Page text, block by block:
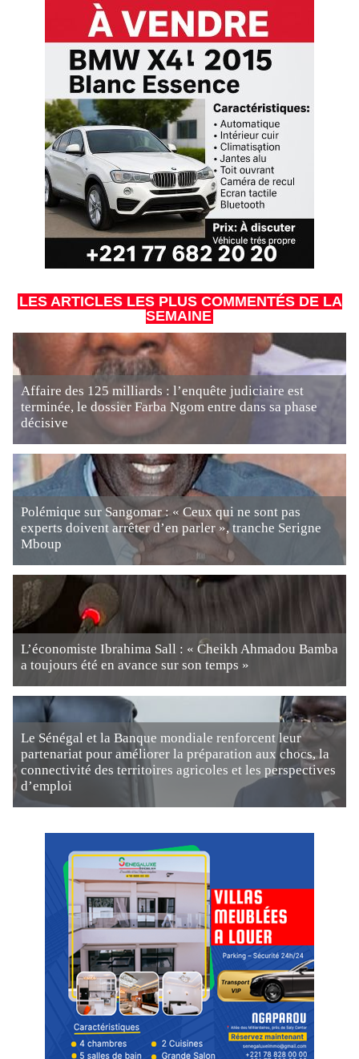
LES ARTICLES LES PLUS COMMENTÉS DE LA
SEMAINE
Affaire des 125 milliards : l’enquête judiciaire est
terminée, le dossier Farba Ngom entre dans sa phase
décisive
Polémique sur Sangomar : « Ceux qui ne sont pas
experts doivent arrêter d’en parler », tranche Serigne
Mboup
L’économiste Ibrahima Sall : « Cheikh Ahmadou Bamba
a toujours été en avance sur son temps »
Le Sénégal et la Banque mondiale renforcent leur
partenariat pour améliorer la préparation aux chocs, la
connectivité des territoires agricoles et les perspectives
d’emploi